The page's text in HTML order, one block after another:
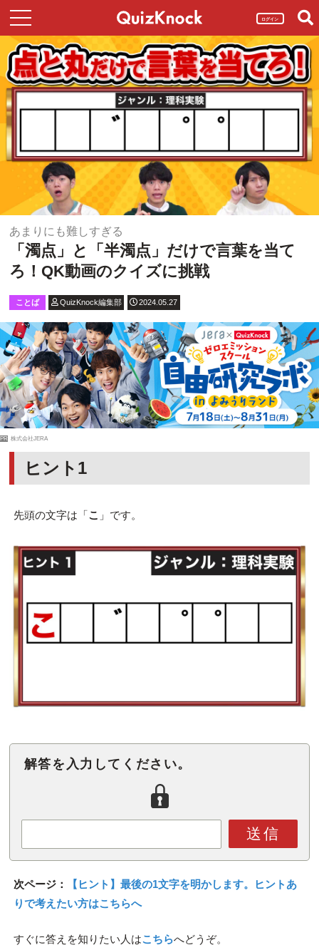
ログイン
あまりにも難しすぎる
「濁点」と「半濁点」だけで言葉を当て
ろ！QK動画のクイズに挑戦
ことば QuizKnock編集部 2024.05.27
PR 株式会社JERA
ヒント1
先頭の文字は「こ 」です。
解答を入力してください。
送信
次ページ：
【ヒント】最後の1文字を明かします。ヒントあ
りで考えたい方はこちらへ
すぐに答えを知りたい人はこちらへどうぞ。